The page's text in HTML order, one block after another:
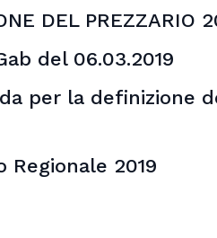
DEL PREZZARIO
del 06.03.2019
per la definizione
Regionale 2019